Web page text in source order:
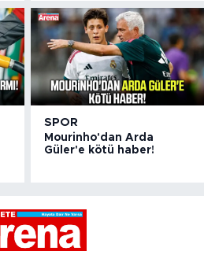
SPOR
Mourinho'dan Arda
Güler'e kötü haber!